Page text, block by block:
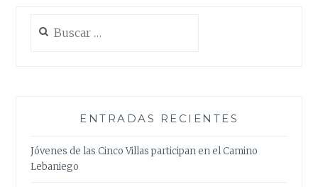
ENTRADAS RECIENTES
Jóvenes de las Cinco Villas participan en el Camino
Lebaniego